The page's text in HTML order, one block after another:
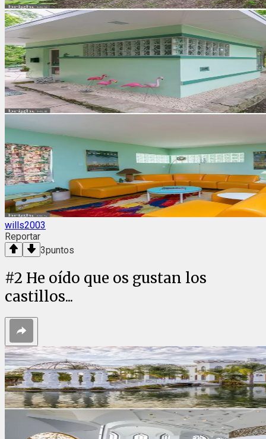
wills2003
Reportar
3puntos
#2 He oído que os gustan los
castillos...